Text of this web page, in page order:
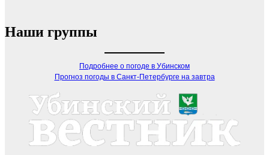
Наши группы
Подробнее о погоде в Убинском
Прогноз погоды в Санкт-Петербурге на завтра